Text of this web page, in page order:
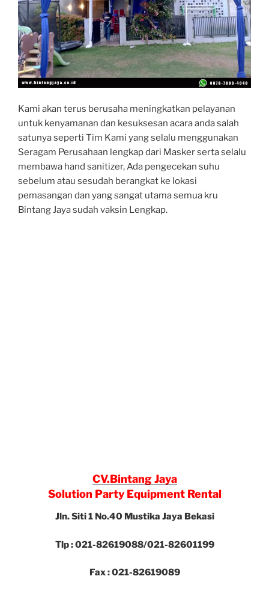
Kami akan terus berusaha meningkatkan pelayanan
untuk kenyamanan dan kesuksesan acara anda salah
satunya seperti Tim Kami yang selalu menggunakan
Seragam Perusahaan lengkap dari Masker serta selalu
membawa hand sanitizer, Ada pengecekan suhu
sebelum atau sesudah berangkat ke lokasi
pemasangan dan yang sangat utama semua kru
Bintang Jaya sudah vaksin Lengkap.
Solution Party Equipment Rental